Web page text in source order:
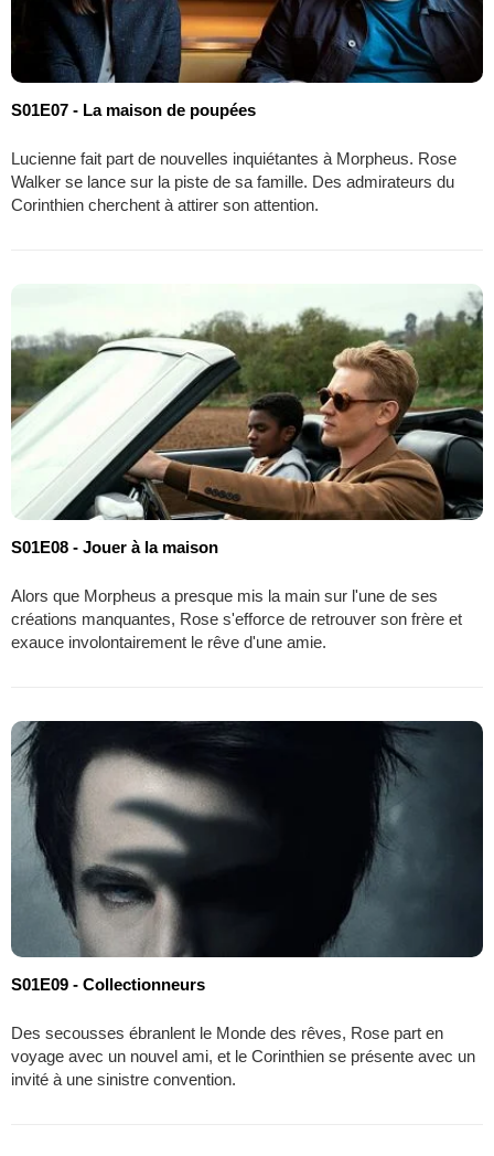
S01E07 - La maison de poupées
Lucienne fait part de nouvelles inquiétantes à Morpheus. Rose
Walker se lance sur la piste de sa famille. Des admirateurs du
Corinthien cherchent à attirer son attention.
S01E08 - Jouer à la maison
Alors que Morpheus a presque mis la main sur l'une de ses
créations manquantes, Rose s'efforce de retrouver son frère et
exauce involontairement le rêve d'une amie.
S01E09 - Collectionneurs
Des secousses ébranlent le Monde des rêves, Rose part en
voyage avec un nouvel ami, et le Corinthien se présente avec un
invité à une sinistre convention.